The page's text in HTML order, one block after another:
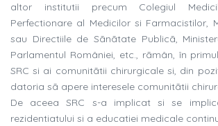
altor institutii precum Colegiul
Perfectionare al Medicilor si Farmacistilor,
sau Directiile de Sãnãtate Publicã,
Parlamentul României, etc., rãmân, în
SRC si ai comunitãtii chirurgicale si, din
datoria sã apere interesele comunitãtii
De aceea SRC s-a implicat si se
rezidentiatului si a educatiei medicale